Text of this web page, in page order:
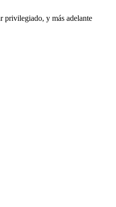
privilegiado, y más adelante